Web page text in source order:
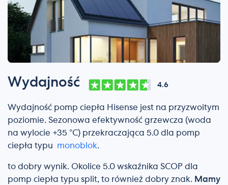
Wydajność 4.6
Wydajność pomp ciepła Hisense jest na przyzwoitym
poziomie. Sezonowa efektywność grzewcza (woda
na wylocie +35 °C) przekraczająca 5.0 dla pomp
ciepła typu monoblok.
to dobry wynik. Okolice 5.0 wskaźnika SCOP dla
pomp ciepła typu split, to również dobry znak. Mamy